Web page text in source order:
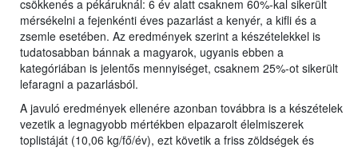
csökkenés a pékáruknál: 6 év alatt csaknem 60%-kal sikerült
mérsékelni a fejenkénti éves pazarlást a kenyér, a kifli és a
zsemle esetében. Az eredmények szerint a készételekkel is
tudatosabban bánnak a magyarok, ugyanis ebben a
kategóriában is jelentős mennyiséget, csaknem 25%-ot sikerült
lefaragni a pazarlásból.
A javuló eredmények ellenére azonban továbbra is a készételek
vezetik a legnagyobb mértékben elpazarolt élelmiszerek
toplistáját (10,06 kg/fő/év), ezt követik a friss zöldségek és